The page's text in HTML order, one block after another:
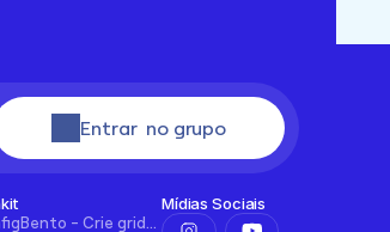
Entrar  no grupo
Mídias Sociais